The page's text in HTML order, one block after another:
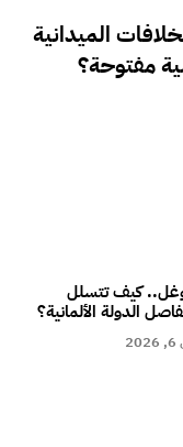
الميدانية
مفتوحة؟
كيف تتسلل
الدولة الألمانية؟